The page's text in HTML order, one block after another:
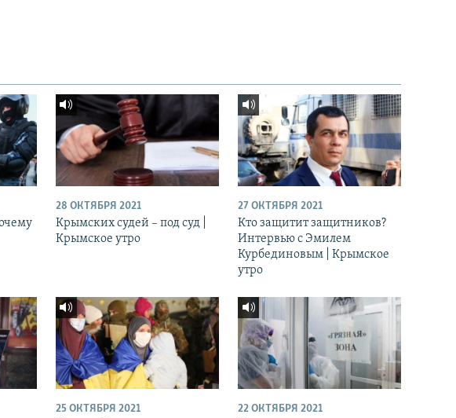
28 ОКТЯБРЯ 2021
Крымских судей – под суд |
Крымское утро
27 ОКТЯБРЯ 2021
Кто защитит защитников?
Интервью с Эмилем
Курбединовым | Крымское
утро
25 ОКТЯБРЯ 2021 22 ОКТЯБРЯ 2021